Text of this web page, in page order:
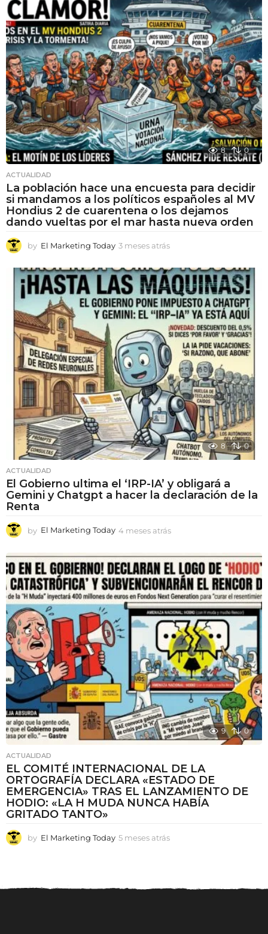
8 0
ACTUALIDAD
La población hace una encuesta para decidir
si mandamos a los políticos españoles al MV
Hondius 2 de cuarentena o los dejamos
dando vueltas por el mar hasta nueva orden
by El Marketing Today 3 meses atrás
e
s
e
s
a
t
r
á
s
8 0
ACTUALIDAD
El Gobierno ultima el ‘IRP-IA’ y obligará a
Gemini y Chatgpt a hacer la declaración de la
Renta
by El Marketing Today 4 meses atrás
e
s
e
s
a
t
r
á
s
9 0
ACTUALIDAD
EL COMITÉ INTERNACIONAL DE LA
ORTOGRAFÍA DECLARA «ESTADO DE
EMERGENCIA» TRAS EL LANZAMIENTO DE
HODIO: «LA H MUDA NUNCA HABÍA
GRITADO TANTO»
by El Marketing Today 5 meses atrás